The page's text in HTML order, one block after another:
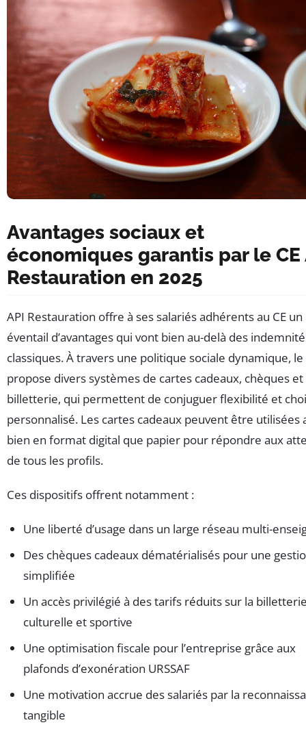
Avantages sociaux et
économiques garantis par le CE
Restauration en 2025
API Restauration offre à ses salariés adhérents au CE un
éventail d’avantages qui vont bien au-delà des
classiques. À travers une politique sociale dynamique, le
propose divers systèmes de cartes cadeaux, chèques et
billetterie, qui permettent de conjuguer flexibilité et
personnalisé. Les cartes cadeaux peuvent être utilisées
bien en format digital que papier pour répondre aux
de tous les profils.
Ces dispositifs offrent notamment :
Une liberté d’usage dans un large réseau multi-
Des chèques cadeaux dématérialisés pour une
simplifiée
Un accès privilégié à des tarifs réduits sur la
culturelle et sportive
Une optimisation fiscale pour l’entreprise grâce aux
plafonds d’exonération URSSAF
Une motivation accrue des salariés par la
tangible